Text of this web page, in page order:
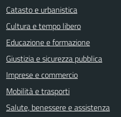
Catasto e urbanistica
Cultura e tempo libero
Educazione e formazione
Giustizia e sicurezza pubblica
Imprese e commercio
Mobilità e trasporti
Salute, benessere e assistenza